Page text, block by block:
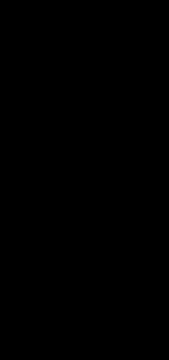
and
their message
to their specific
storytelling and